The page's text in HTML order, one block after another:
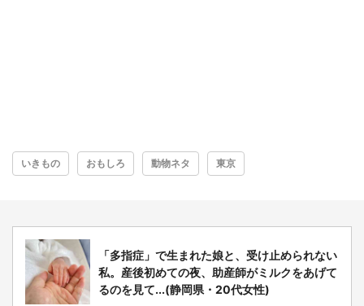
いきもの おもしろ 動物ネタ 東京
「多指症」で生まれた娘と、受け止められない
私。産後初めての夜、助産師がミルクをあげて
るのを見て...(静岡県・20代女性)